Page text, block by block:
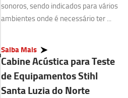
sonoros, sendo indicados para vários
ambientes onde é necessário ter ...
Saiba Mais
Cabine Acústica para Teste
de Equipamentos Stihl
Santa Luzia do Norte